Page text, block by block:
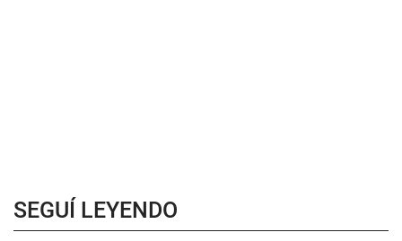
SEGUÍ LEYENDO